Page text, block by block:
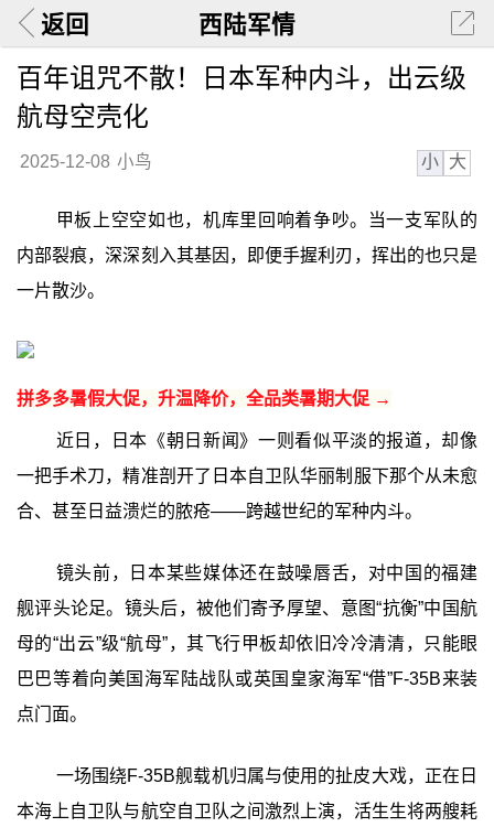
返回 西陆军情
百年诅咒不散！日本军种内斗，出云级
航母空壳化
2025-12-08 小鸟 小 大
甲板上空空如也，机库里回响着争吵。当一支军队的
内部裂痕，深深刻入其基因，即便手握利刃，挥出的也只是
一片散沙。
拼多多暑假大促，升温降价，全品类暑期大促 →
近日，日本《朝日新闻》一则看似平淡的报道，却像
一把手术刀，精准剖开了日本自卫队华丽制服下那个从未愈
合、甚至日益溃烂的脓疮——跨越世纪的军种内斗。
镜头前，日本某些媒体还在鼓噪唇舌，对中国的福建
舰评头论足。镜头后，被他们寄予厚望、意图“抗衡”中国航
母的“出云”级“航母”，其飞行甲板却依旧冷冷清清，只能眼
巴巴等着向美国海军陆战队或英国皇家海军“借”F-35B来装
点门面。
一场围绕F-35B舰载机归属与使用的扯皮大戏，正在日
本海上自卫队与航空自卫队之间激烈上演，活生生将两艘耗